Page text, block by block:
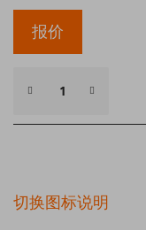
报价
切换图标说明